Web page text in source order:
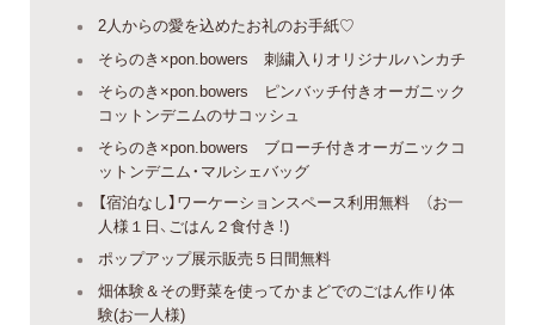
2人からの愛を込めたお礼のお手紙♡
そらのき×pon.bowers 刺繍入りオリジナルハンカチ
そらのき×pon.bowers ピンバッチ付きオーガニック
コットンデニムのサコッシュ
そらのき×pon.bowers ブローチ付きオーガニックコ
ットンデニム・マルシェバッグ
【宿泊なし】ワーケーションスペース利用無料 （お一
人様１日、ごはん２食付き！)
ポップアップ展示販売５日間無料
畑体験＆その野菜を使ってかまどでのごはん作り体
験(お一人様)